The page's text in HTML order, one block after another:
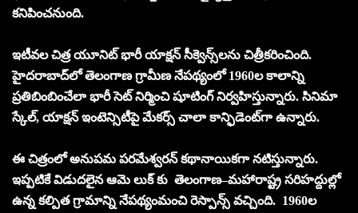
కనిపించనుంది.
ఇటీవల చిత్ర యూనిట్ భారీ యాక్షన్ సీక్వెన్స్‌లను చిత్రీకరించింది.
హైదరాబాద్‌లో తెలంగాణ గ్రామీణ నేపథ్యంలో 1960ల కాలాన్ని
ప్రతిబింబించేలా భారీ సెట్ నిర్మించి షూటింగ్ నిర్వహిస్తున్నారు. సినిమా
స్కేల్, యాక్షన్ ఇంటెన్సిటీపై మేకర్స్ చాలా కాన్ఫిడెంట్‌గా ఉన్నారు.
ఈ చిత్రంలో అనుపమ పరమేశ్వరన్ కథానాయికగా నటిస్తున్నారు.
ఇప్పటికే విడుదలైన ఆమె లుక్‌ కు తెలంగాణ–మహారాష్ట్ర సరిహద్దుల్లో
ఉన్న కల్పిత గ్రామాన్ని నేపథ్యంమంచి రెస్పాన్స్ వచ్చింది. 1960ల